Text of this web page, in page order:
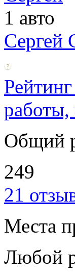
1 авто
Сергей
работы,
Общий
249
21
Места
Любой